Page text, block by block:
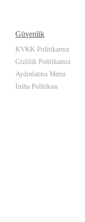
Güvenlik
KVKK Politikamız
Gizlilik Politikamız
Aydınlatma Metni
İmha Politikası